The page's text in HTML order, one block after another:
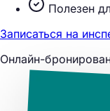
Полезен
Записаться на
Онлайн-